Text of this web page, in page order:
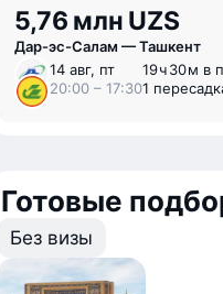
5,76 млн UZS
Дар-эс-Салам — Ташкент
14 авг, пт
20:00 – 17:30
19 ⁠ч 30 ⁠м в
1
Готовые
Без визы